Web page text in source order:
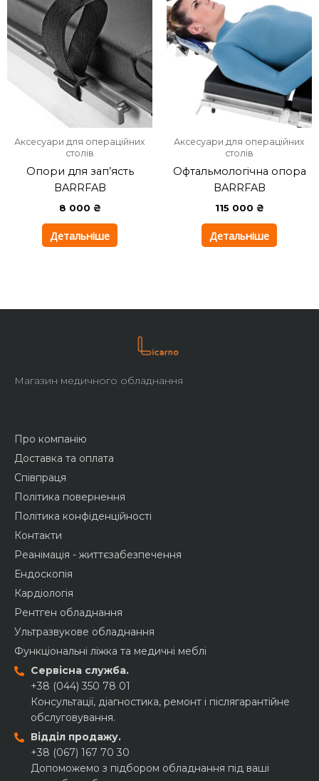
Аксесуари для операційних
столів
Опори для зап’ясть
BARRFAB
8 000 ₴
Детальніше
Аксесуари для операційних
столів
Офтальмологічна опора
BARRFAB
115 000 ₴
Детальніше
Магазин медичного обладнання
Про компанію
Доставка та оплата
Співпраця
Політика повернення
Політика конфіденційності
Контакти
Реанімація - життєзабезпечення
Ендоскопія
Кардіологія
Рентген обладнання
Ультразвукове обладнання
Функціональні ліжка та медичні меблі
Сервісна служба.
+38 (044) 350 78 01
Консультації, діагностика, ремонт і післягарантійне
обслуговування.
Відділ продажу.
+38 (067) 167 70 30
Допоможемо з підбором обладнання під ваші